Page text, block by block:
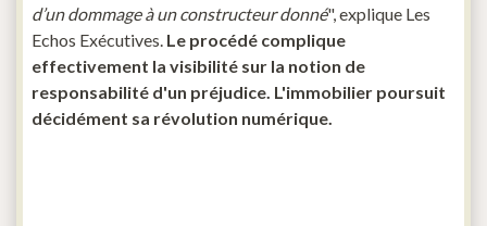
d’un dommage à un constructeur donné", explique Les
Echos Exécutives. Le procédé complique
effectivement la visibilité sur la notion de
responsabilité d'un préjudice. L'immobilier poursuit
décidément sa révolution numérique.